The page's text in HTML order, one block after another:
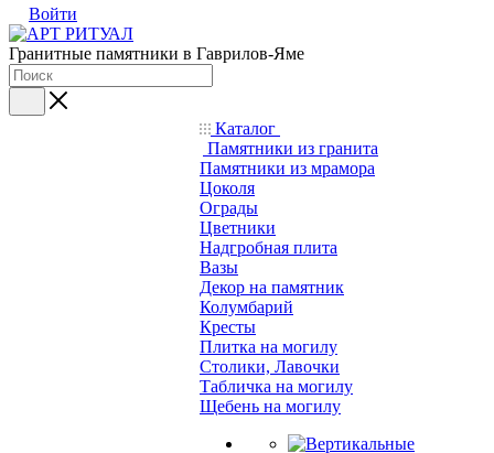
Войти
Гранитные памятники в Гаврилов-Яме
Каталог
Памятники из гранита
Памятники из мрамора
Цоколя
Ограды
Цветники
Надгробная плита
Вазы
Декор на памятник
Колумбарий
Кресты
Плитка на могилу
Столики, Лавочки
Табличка на могилу
Щебень на могилу